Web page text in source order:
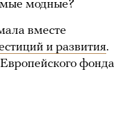
модные?
вместе
и развития.
фонда